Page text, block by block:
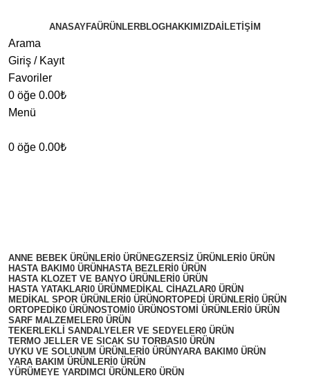
ANASAYFAÜRÜNLERBLOGHAKKIMIZDA İLETIŞIM
Arama
Giriş / Kayıt
Favoriler
0 öğe 0.00₺
Menü
0 öğe 0.00₺
ANNE BEBEK ÜRÜNLERI 0 ÜRÜN EGZERSIZ ÜRÜNLERI 0 ÜRÜN
HASTA BAKIM0 ÜRÜN HASTA BEZLERI 0 ÜRÜN
HASTA KLOZET VE BANYO ÜRÜNLERI 0 ÜRÜN
HASTA YATAKLARI 0 ÜRÜN MEDIKAL CIHAZLAR0 ÜRÜN
MEDİKAL SPOR ÜRÜNLERİ 0 ÜRÜNORTOPEDI ÜRÜNLERI 0 ÜRÜN
ORTOPEDİK0 ÜRÜNOSTOMİ 0 ÜRÜNOSTOMI ÜRÜNLERI 0 ÜRÜN
SARF MALZEMELER0 ÜRÜN
TEKERLEKLI SANDALYELER VE SEDYELER0 ÜRÜN
TERMO JELLER VE SICAK SU TORBASI 0 ÜRÜN
UYKU VE SOLUNUM ÜRÜNLERI 0 ÜRÜNYARA BAKIM0 ÜRÜN
YARA BAKIM ÜRÜNLERI 0 ÜRÜN
YÜRÜMEYE YARDIMCI ÜRÜNLER0 ÜRÜN